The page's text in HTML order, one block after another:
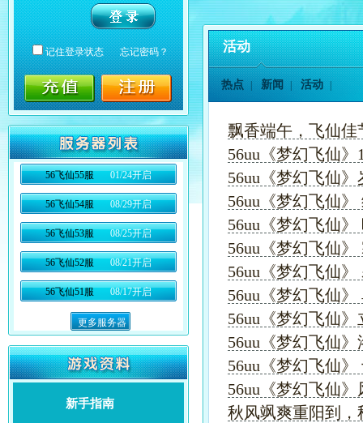
记住登录状态 忘记密码？
56飞仙55服 01/24开启
56飞仙54服 08/29开启
56飞仙53服 08/25开启
56飞仙52服 08/21开启
56飞仙51服 08/17开启
更多服务器
新手指南
活动
热点 新闻 活动
飘香端午，飞仙佳
56uu《梦幻飞仙
56uu《梦幻飞仙
56uu《梦幻飞仙
56uu《梦幻飞仙
56uu《梦幻飞仙
56uu《梦幻飞仙
56uu《梦幻飞仙
56uu《梦幻飞仙
56uu《梦幻飞仙
56uu《梦幻飞仙
56uu《梦幻飞仙
秋风飒爽重阳到，